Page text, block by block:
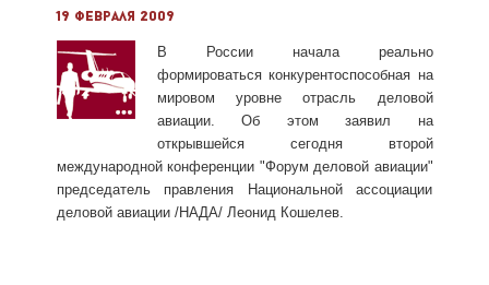
19 февраля 2009
В России начала реально
формироваться конкурентоспособная на
мировом уровне отрасль деловой
авиации. Об этом заявил на
открывшейся сегодня второй
международной конференции "Форум деловой авиации"
председатель правления Национальной ассоциации
деловой авиации /НАДА/ Леонид Кошелев.